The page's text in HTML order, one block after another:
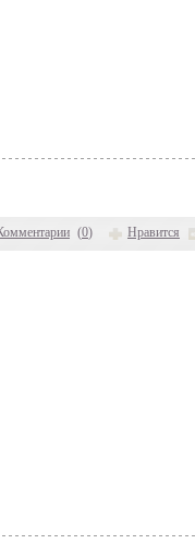
(0) Нравится